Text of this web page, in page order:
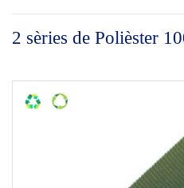
2 sèries de Polièster